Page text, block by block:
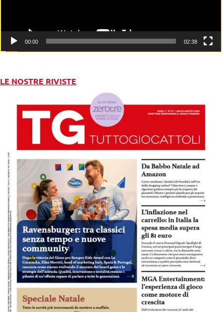
00:00 02:38
LE NOSTRE RIVISTE